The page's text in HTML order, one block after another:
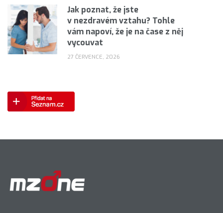
Jak poznat, že jste
v nezdravém vztahu? Tohle
vám napoví, že je na čase z něj
vycouvat
27 ČERVENCE, 2026